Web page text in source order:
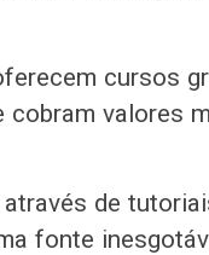
cursos
cobram valores
de
fonte